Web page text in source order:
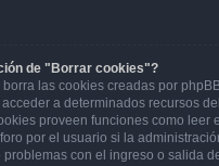
de "Borrar cookies"?
las cookies creadas por
a determinados recursos
proveen funciones como leer
por el usuario si la
problemas con el ingreso o salida